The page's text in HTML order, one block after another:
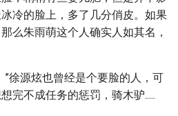
冷的脸上，多了几分俏皮。如果
么朱雨萌这个人确实人如其名，
”徐源炫也曾经是个要脸的人，可
完不成任务的惩罚，骑木驴.....